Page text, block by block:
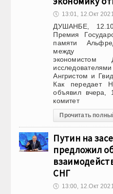
🕔 13:01, 12.Окт
ДУШАНБЕ,
Премия
памяти
между
Ангристом и
Как передает
объявил вчера,
комитет
Прочитать
Путин на
предложил
СНГ
🕔 13:00, 12.Окт